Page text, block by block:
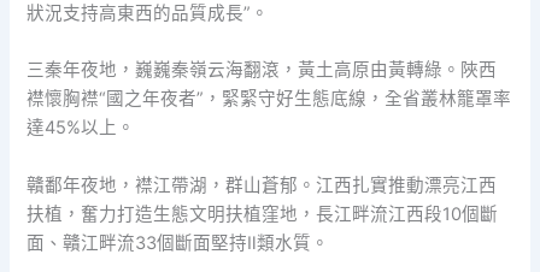
狀況支持高東西的品質成長”。
三秦年夜地，巍巍秦嶺云海翻滾，黃土高原由黃轉綠。陜西
襟懷胸襟“國之年夜者”，緊緊守好生態底線，全省叢林籠罩率
達45%以上。
贛鄱年夜地，襟江帶湖，群山蒼郁。江西扎實推動漂亮江西
扶植，奮力打造生態文明扶植窪地，長江畔流江西段10個斷
面、贛江畔流33個斷面堅持Ⅱ類水質。